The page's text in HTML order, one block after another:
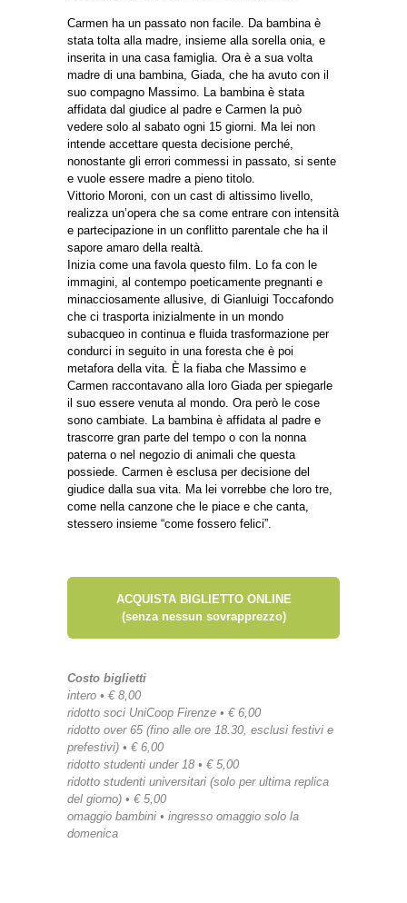
Carmen ha un passato non facile. Da bambina è
stata tolta alla madre, insieme alla sorella onia, e
inserita in una casa famiglia. Ora è a sua volta
madre di una bambina, Giada, che ha avuto con il
suo compagno Massimo. La bambina è stata
affidata dal giudice al padre e Carmen la può
vedere solo al sabato ogni 15 giorni. Ma lei non
intende accettare questa decisione perché,
nonostante gli errori commessi in passato, si sente
e vuole essere madre a pieno titolo.
Vittorio Moroni, con un cast di altissimo livello,
realizza un’opera che sa come entrare con intensità
e partecipazione in un conflitto parentale che ha il
sapore amaro della realtà.
Inizia come una favola questo film. Lo fa con le
immagini, al contempo poeticamente pregnanti e
minacciosamente allusive, di Gianluigi Toccafondo
che ci trasporta inizialmente in un mondo
subacqueo in continua e fluida trasformazione per
condurci in seguito in una foresta che è poi
metafora della vita. È la fiaba che Massimo e
Carmen raccontavano alla loro Giada per spiegarle
il suo essere venuta al mondo. Ora però le cose
sono cambiate. La bambina è affidata al padre e
trascorre gran parte del tempo o con la nonna
paterna o nel negozio di animali che questa
possiede. Carmen è esclusa per decisione del
giudice dalla sua vita. Ma lei vorrebbe che loro tre,
come nella canzone che le piace e che canta,
stessero insieme “come fossero felici”.
ACQUISTA BIGLIETTO ONLINE
(senza nessun sovrapprezzo)
Costo biglietti
intero • € 8,00
ridotto soci UniCoop Firenze • € 6,00
ridotto over 65 (fino alle ore 18.30, esclusi festivi e
prefestivi) • € 6,00
ridotto studenti under 18 • € 5,00
ridotto studenti universitari (solo per ultima replica
del giorno) • € 5,00
omaggio bambini • ingresso omaggio solo la
domenica